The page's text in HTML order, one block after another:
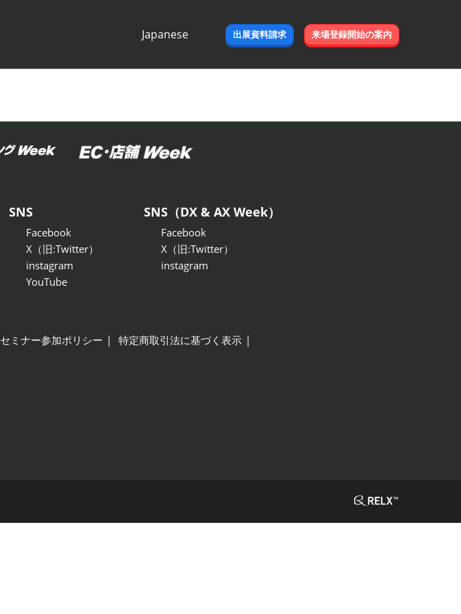
Japanese
出展資料請求 来場登録開始の案内
SNS
Facebook
X（旧:Twitter）
instagram
YouTube
SNS（DX & AX Week）
Facebook
X（旧:Twitter）
instagram
ミナー参加ポリシー
特定商取引法に基づく表示